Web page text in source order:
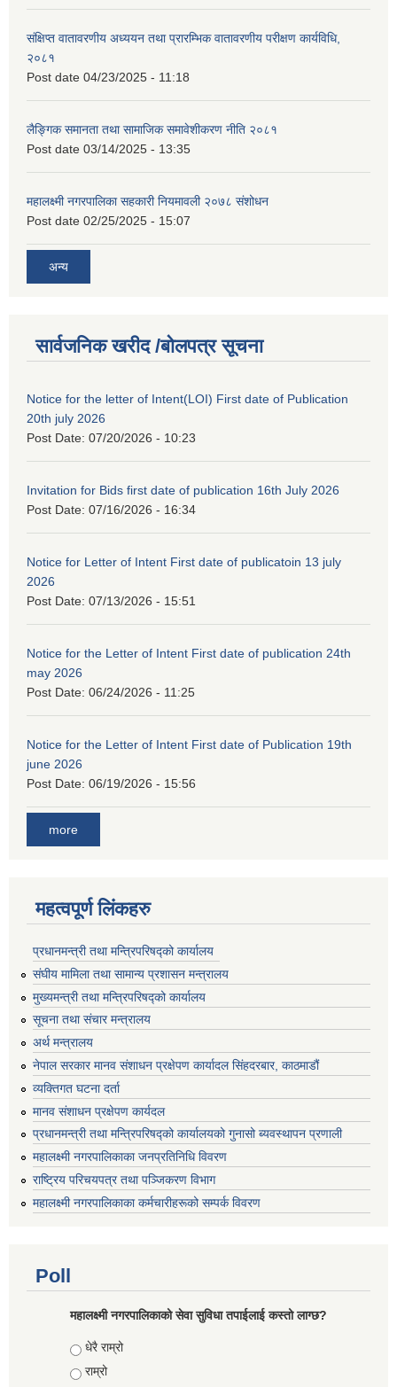
संक्षिप्त वातावरणीय अध्ययन तथा प्रारम्भिक वातावरणीय परीक्षण कार्यविधि,
२०८१
Post date 04/23/2025 - 11:18
लैङ्गिक समानता तथा सामाजिक समावेशीकरण नीति २०८१
Post date 03/14/2025 - 13:35
महालक्ष्मी नगरपालिका सहकारी नियमावली २०७८ संशोधन
Post date 02/25/2025 - 15:07
अन्य
सार्वजनिक खरीद /बोलपत्र सूचना
Notice for the letter of Intent(LOI) First date of Publication
20th july 2026
Post Date: 07/20/2026 - 10:23
Invitation for Bids first date of publication 16th July 2026
Post Date: 07/16/2026 - 16:34
Notice for Letter of Intent First date of publicatoin 13 july
2026
Post Date: 07/13/2026 - 15:51
Notice for the Letter of Intent First date of publication 24th
may 2026
Post Date: 06/24/2026 - 11:25
Notice for the Letter of Intent First date of Publication 19th
june 2026
Post Date: 06/19/2026 - 15:56
more
महत्वपूर्ण लिंकहरु
प्रधानमन्त्री तथा मन्त्रिपरिषद्को कार्यालय
संघीय मामिला तथा सामान्य प्रशासन मन्त्रालय
मुख्यमन्त्री तथा मन्त्रिपरिषद्को कार्यालय
सूचना तथा संचार मन्त्रालय
अर्थ मन्त्रालय
नेपाल सरकार मानव संशाधन प्रक्षेपण कार्यादल सिंहदरबार, काठमाडौं
व्यक्तिगत घटना दर्ता
मानव संशाधन प्रक्षेपण कार्यदल
प्रधानमन्त्री तथा मन्त्रिपरिषद्को कार्यालयको गुनासो ब्यवस्थापन प्रणाली
महालक्ष्मी नगरपालिकाका जनप्रतिनिधि विवरण
राष्ट्रिय परिचयपत्र तथा पञ्जिकरण विभाग
महालक्ष्मी नगरपालिकाका कर्मचारीहरूको सम्पर्क विवरण
Poll
महालक्ष्मी नगरपालिकाको सेवा सुविधा तपाईलाई कस्तो लाग्छ?
Choices
धेरै राम्रो
राम्रो